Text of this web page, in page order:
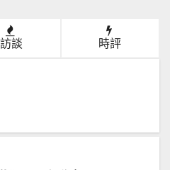
訪談 時評